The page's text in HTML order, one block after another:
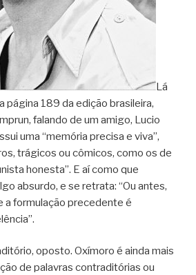
Lá
página 189 da edição brasileira,
falando de um amigo, Lucio
uma “memória precisa e viva”,
trágicos ou cômicos, como os de
honesta”. E aí como que
absurdo, e se retrata: “Ou antes,
a formulação precedente é
oposto. Oxímoro é ainda mais
de palavras contraditórias ou